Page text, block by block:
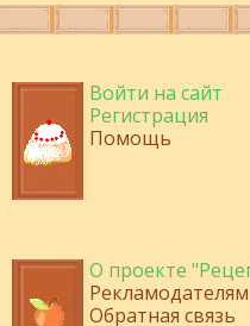
Войти на сайт
Регистрация
Помощь
О проекте
Рекламодателям
Обратная связь